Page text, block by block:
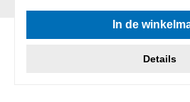
In de
Details